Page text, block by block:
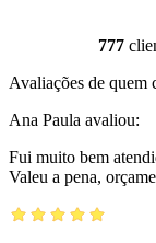
777
Avaliações de quem
Ana Paula avaliou:
Fui muito bem
Valeu a pena,